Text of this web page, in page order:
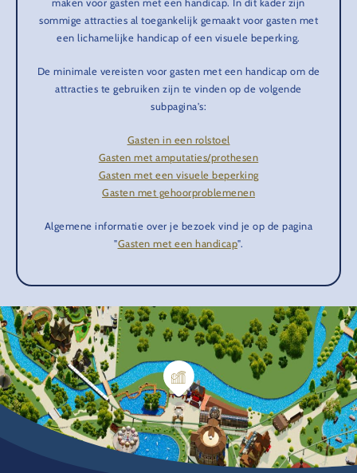
maken voor gasten met een handicap. In dit kader zijn
sommige attracties al toegankelijk gemaakt voor gasten met
een lichamelijke handicap of een visuele beperking.
De minimale vereisten voor gasten met een handicap om de
attracties te gebruiken zijn te vinden op de volgende
subpagina's:
Gasten in een rolstoel
Gasten met amputaties/prothesen
Gasten met een visuele beperking
Gasten met gehoorproblemenen
Algemene informatie over je bezoek vind je op de pagina
"Gasten met een handicap".